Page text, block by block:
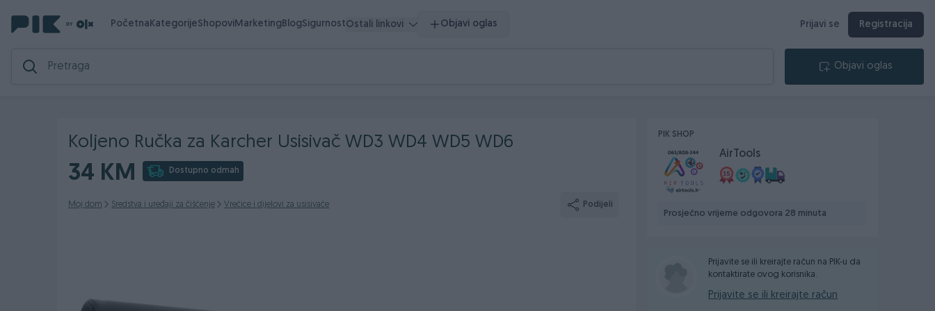
PočetnaKategorijeShopoviMarketingBlogSigurnostOstali linkovi Objavi oglas Prijavi se Registracija
Objavi oglas
Koljeno Ručka za Karcher Usisivač WD3 WD4 WD5 WD6
34 KM Dostupno odmah
Moj dom Sredstva i uređaji za čišćenje Vrećice i dijelovi za usisivače Podijeli
PIK SHOP
AirTools
Prosječno vrijeme odgovora 28 minuta
Prijavite se ili kreirajte račun na PIK-u da
kontaktirate ovog korisnika.
Prijavite se ili kreirajte račun